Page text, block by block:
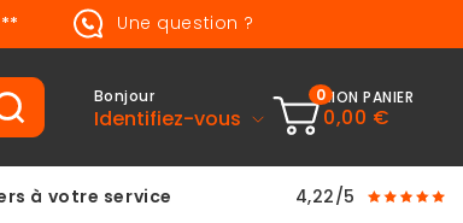
Une question ?
Bonjour
Identifiez-vous
0MON PANIER
0,00 €
à votre service 4,22/5